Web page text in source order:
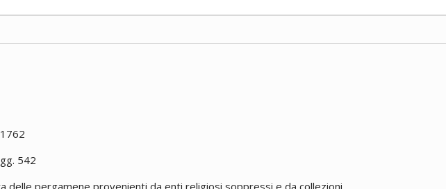
542
delle pergamene provenienti da enti religiosi soppressi e da collezioni